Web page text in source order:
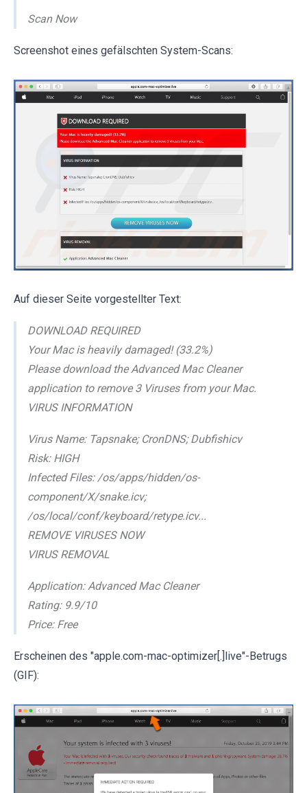
Scan Now
Screenshot eines gefälschten System-Scans:
Auf dieser Seite vorgestellter Text:
DOWNLOAD REQUIRED
Your Mac is heavily damaged! (33.2%)
Please download the Advanced Mac Cleaner
application to remove 3 Viruses from your Mac.
VIRUS INFORMATION
Virus Name: Tapsnake; CronDNS; Dubfishicv
Risk: HIGH
Infected Files: /os/apps/hidden/os-
component/X/snake.icv;
/os/local/conf/keyboard/retype.icv...
REMOVE VIRUSES NOW
VIRUS REMOVAL
Application: Advanced Mac Cleaner
Rating: 9.9/10
Price: Free
Erscheinen des "apple.com-mac-optimizer[.]live"-Betrugs
(GIF):